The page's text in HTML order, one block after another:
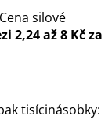
silové
2,24 až 8 Kč za
tisícinásobky: